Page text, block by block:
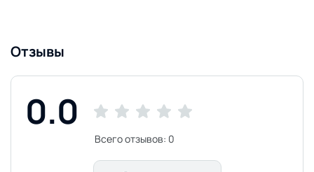
Отзывы
0.0
Всего отзывов: 0